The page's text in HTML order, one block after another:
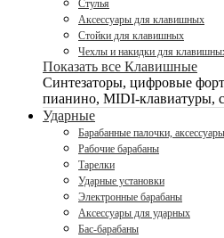
Стулья
Аксессуары для клавишных
Стойки для клавишных
Чехлы и накидки для
Показать все Клавишные
Синтезаторы, цифровые
пианино, MIDI-клавиатуры,
Ударные
Барабанные палочки, аксессуары
Рабочие барабаны
Тарелки
Ударные установки
Электронные барабаны
Аксессуары для ударных
Бас-барабаны